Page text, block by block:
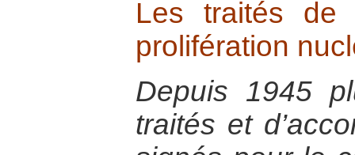
Les traités de
prolifération
Depuis 1945
traités et